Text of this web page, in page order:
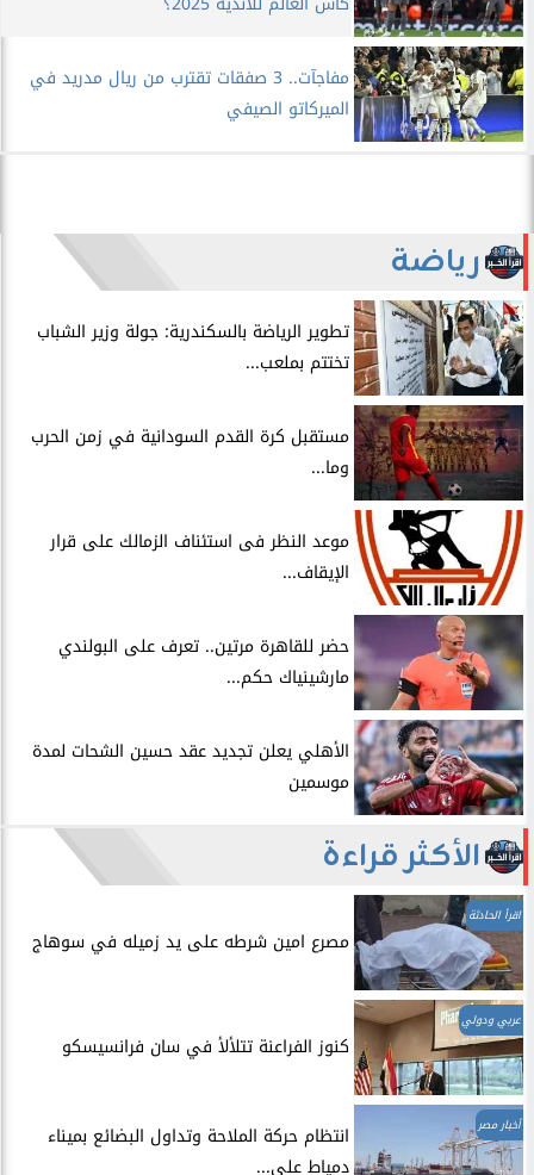
مفاجآت.. 3 صفقات تقترب من ريال مدريد في
الميركاتو الصيفي
رياضة
​تطوير الرياضة بالسكندرية: جولة وزير الشباب
تختتم بملعب...
مستقبل كرة القدم السودانية في زمن الحرب
وما...
موعد النظر فى استئناف الزمالك على قرار
الإيقاف...
حضر للقاهرة مرتين.. تعرف على البولندي
مارشينياك حكم...
الأهلي يعلن تجديد عقد حسين الشحات لمدة
موسمين
الأكثر قراءة
اقرأ الحادثة
مصرع امين شرطه على يد زميله في سوهاج
عربي ودولي
​كنوز الفراعنة تتلألأ في سان فرانسيسكو
أخبار مصر
انتظام حركة الملاحة وتداول البضائع بميناء
دمياط على...